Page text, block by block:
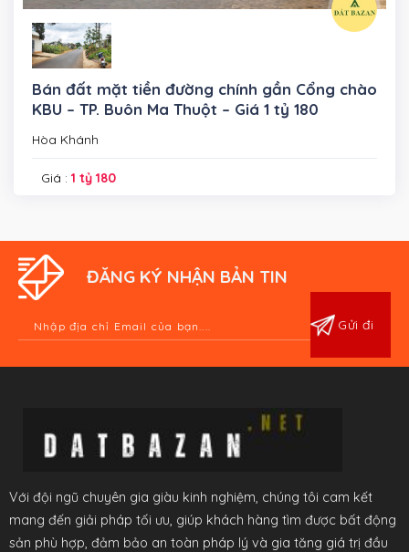
Bán đất mặt tiền đường chính gần Cổng chào
KBU – TP. Buôn Ma Thuột – Giá 1 tỷ 180
Hòa Khánh
Giá : 1 tỷ 180
ĐĂNG KÝ NHẬN BẢN TIN
Với đội ngũ chuyên gia giàu kinh nghiệm, chúng tôi cam kết
mang đến giải pháp tối ưu, giúp khách hàng tìm được bất động
sản phù hợp, đảm bảo an toàn pháp lý và gia tăng giá trị đầu